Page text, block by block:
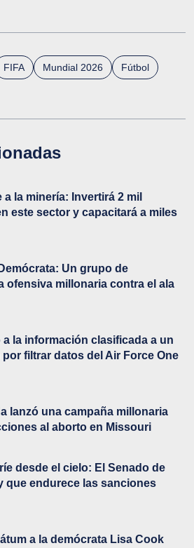
FIFA Mundial 2026 Fútbol
la minería: Invertirá 2 mil
este sector y capacitará a miles
Un grupo de
ofensiva millonaria contra el ala
a la información clasificada a un
filtrar datos del Air Force One
lanzó una campaña millonaria
al aborto en Missouri
desde el cielo: El Senado de
que endurece las sanciones
a la demócrata Lisa Cook